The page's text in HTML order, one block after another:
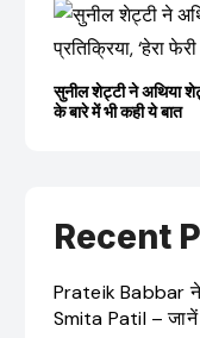
सुनील शेट्टी ने अथिया
के बारे में भी कही ये बात
Recent
Prateik Babbar
Smita Patil – जानें